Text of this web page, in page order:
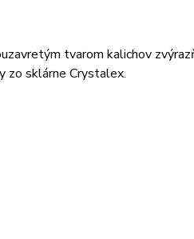
tvarom kalichov
zo sklárne Crystalex.